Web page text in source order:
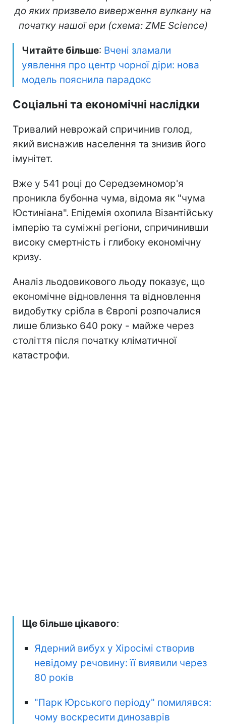
до яких призвело виверження вулкану на
початку нашої ери (схема: ZME Science)
Читайте більше: Вчені зламали
уявлення про центр чорної діри: нова
модель пояснила парадокс
Соціальні та економічні наслідки
Тривалий неврожай спричинив голод,
який виснажив населення та знизив його
імунітет.
Вже у 541 році до Середземномор'я
проникла бубонна чума, відома як "чума
Юстиніана". Епідемія охопила Візантійську
імперію та суміжні регіони, спричинивши
високу смертність і глибоку економічну
кризу.
Аналіз льодовикового льоду показує, що
економічне відновлення та відновлення
видобутку срібла в Європі розпочалися
лише близько 640 року - майже через
століття після початку кліматичної
катастрофи.
Ще більше цікавого:
Ядерний вибух у Хіросімі створив
невідому речовину: її виявили через
80 років
"Парк Юрського періоду" помилявся:
чому воскресити динозаврів